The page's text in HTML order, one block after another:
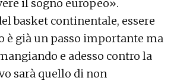
il sogno europeo».
basket continentale, essere
è già un passo importante ma
e adesso contro la
sarà quello di non